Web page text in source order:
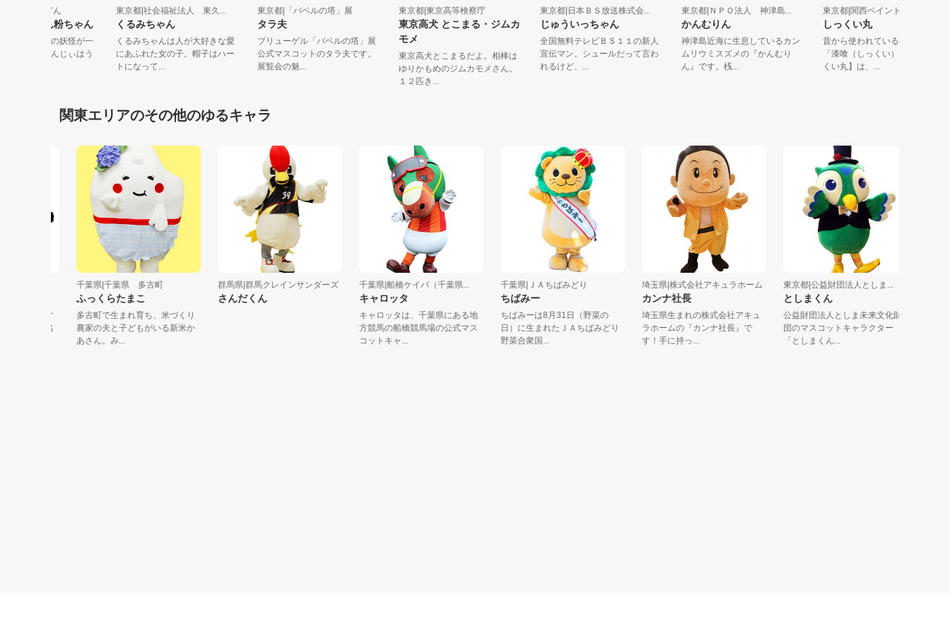
都|山下本気うどん
じぃとうどん粉ちゃん
んの妖怪で２人の妖怪が一
しています。どんじぃはう
東京都|社会福祉法人 東久...
くるみちゃん
くるみちゃんは人が大好きな愛
にあふれた女の子。帽子はハー
トになって...
東京都|「バベルの塔」展
タラ夫
ブリューゲル「バベルの塔」展
公式マスコットのタラ夫です。
展覧会の魅...
東京都|東京高等検察庁
東京高犬 とこまる・ジムカ
モメ
東京高犬とこまるだよ。相棒は
ゆりかもめのジムカモメさん。
１２匹き...
東京都|日本ＢＳ放送株式会...
じゅういっちゃん
全国無料テレビＢＳ１１の新人
宣伝マン。シュールだって言わ
れるけど、...
東京都|ＮＰＯ法人 神津島...
かんむりん
神津島近海に生息しているカン
ムリウミスズメの『かんむり
ん』です。桟...
東京都|関西ペイント株式会社
しっくい丸
昔から使われている自然素材
「漆喰（しっくい）」。【し
くい丸】は、...
関東エリアのその他のゆるキャラ
千葉県|千葉県 多古町
ふっくらたまこ
多古町で生まれ育ち、米づくり
農家の夫と子どもがいる新米か
あさん。み...
群馬県|群馬クレインサンダーズ
さんだくん
千葉県|船橋ケイバ（千葉県...
キャロッタ
キャロッタは、千葉県にある地
方競馬の船橋競馬場の公式マス
コットキャ...
千葉県|ＪＡちばみどり
ちばみー
ちばみーは8月31日（野菜の
日）に生まれたＪＡちばみどり
野菜合衆国...
埼玉県|株式会社アキュラホーム
カンナ社長
埼玉県生まれの株式会社アキュ
ラホームの『カンナ社長』で
す！手に持っ...
東京都|公益財団法人としま...
としまくん
公益財団法人としま未来文化財
団のマスコットキャラクター
「としまくん...